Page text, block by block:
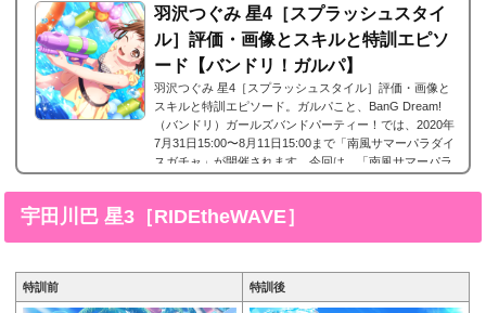
羽沢つぐみ 星4［スプラッシュスタイ
ル］評価・画像とスキルと特訓エピソ
ード【バンドリ！ガルパ】
羽沢つぐみ 星4［スプラッシュスタイル］評価・画像と
スキルと特訓エピソード。ガルパこと、BanG Dream!
（バンドリ）ガールズバンドパーティー！では、2020年
7月31日15:00〜8月11日15:00まで「南風サマーパラダイ
スガチャ」が開催されます。今回は、「南風サマーパラ
まとめです。羽沢つぐみ 星4［スプラッシュスタイル］
宇田川巴 星3［RIDEtheWAVE］
特訓前 特訓後